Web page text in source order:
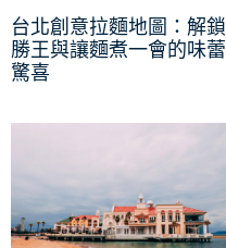
台北創意拉麵地圖：解鎖
勝王與讓麵煮一會的味蕾
驚喜